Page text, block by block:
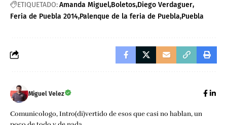
ETIQUETADO:Amanda Miguel Boletos Diego Verdaguer
Feria de Puebla 2014 Palenque de la feria de Puebla Puebla
Miguel Velez
Comunicologo, Intro(di)vertido de esos que casi no hablan, un